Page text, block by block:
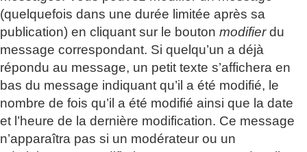
(quelquefois dans une durée limitée après sa
publication) en cliquant sur le bouton modifierdu
message correspondant. Si quelqu’un a déjà
répondu au message, un petit texte s’affichera en
bas du message indiquant qu’il a été modifié, le
nombre de fois qu’il a été modifié ainsi que la date
et l’heure de la dernière modification. Ce message
n’apparaîtra pas si un modérateur ou un